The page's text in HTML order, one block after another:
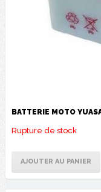
BATTERIE MOTO
Rupture de stock
AJOUTER AU PANIER